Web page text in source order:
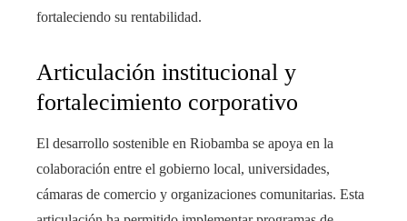
fortaleciendo su rentabilidad.
Articulación institucional y
fortalecimiento corporativo
El desarrollo sostenible en Riobamba se apoya en la
colaboración entre el gobierno local, universidades,
cámaras de comercio y organizaciones comunitarias. Esta